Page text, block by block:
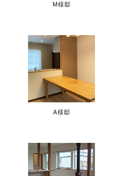
M様邸
A様邸